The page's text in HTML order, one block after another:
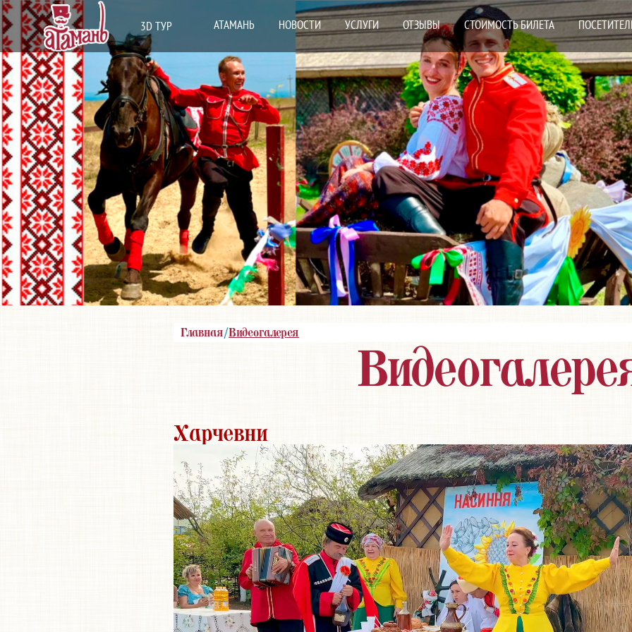
3D ТУР АТАМАНЬ НОВОСТИ УСЛУГИ ОТЗЫВЫ СТОИМОСТЬ БИЛЕТА
Главная/Видеогалерея
Харчевни